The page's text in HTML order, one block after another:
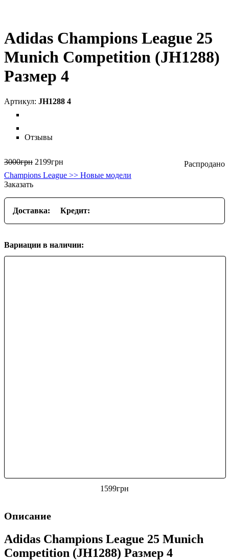
Adidas Champions League 25
Munich Competition (JH1288)
Размер 4
JH1288 4
Отзывы
3000грн 2199грн
Champions League >> Новые модели
Заказать
Доставка: Кредит:
Вариации в наличии:
1599грн
Описание
Adidas Champions League 25 Munich
Competition (JH1288) Размер 4